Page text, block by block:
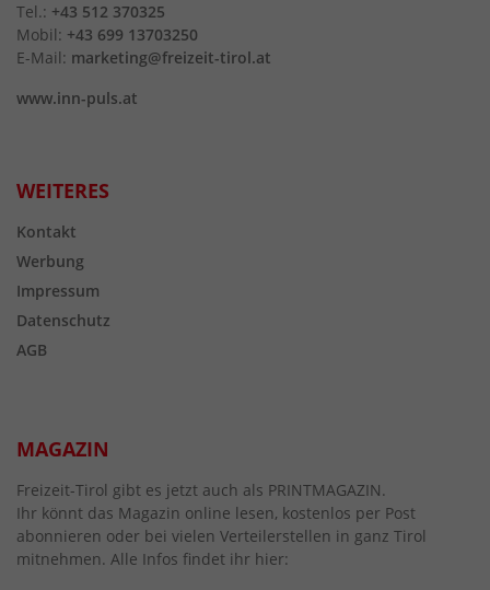
Tel.: +43 512 370325
Mobil: +43 699 13703250
E-Mail: marketing@freizeit-tirol.at
www.inn-puls.at
WEITERES
Kontakt
Werbung
Impressum
Datenschutz
AGB
MAGAZIN
Freizeit-Tirol gibt es jetzt auch als PRINTMAGAZIN.
Ihr könnt das Magazin online lesen, kostenlos per Post
abonnieren oder bei vielen Verteilerstellen in ganz Tirol
mitnehmen. Alle Infos findet ihr hier: